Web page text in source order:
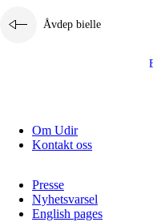
Åvdep bielle
Om Udir
Kontakt oss
Presse
Nyhetsvarsel
English pages